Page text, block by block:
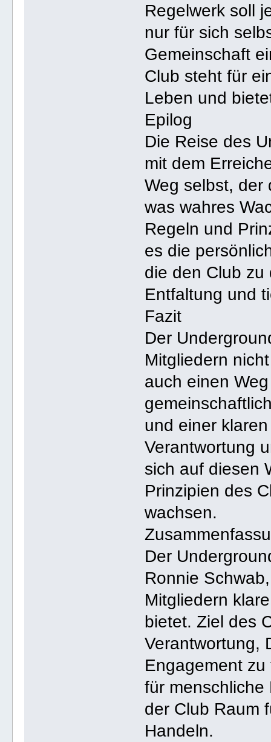
Regelwerk soll
nur für sich
Gemeinschaft
Club steht für
Leben und
Epilog
Die Reise des
mit dem
Weg selbst, der
was wahres
Regeln und
es die
die den Club zu
Entfaltung und
Fazit
Der
Mitgliedern
auch einen
und einer
Verantwortung
sich auf diesen
Prinzipien des
wachsen.
Der
Ronnie
Mitgliedern
bietet. Ziel des
Verantwortung,
Engagement
für menschliche
der Club Raum
Handeln.